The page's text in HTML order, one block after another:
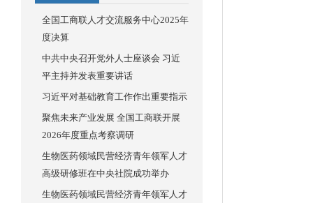
全国工商联人才交流服务中心2025年
度决算
中共中央召开党外人士座谈会 习近
平主持并发表重要讲话
习近平对基础教育工作作出重要指示
聚焦未来产业发展 全国工商联开展
2026年度重点考察调研
生物医药领域民营经济青年领军人才
高级研修班在中央社院成功举办
生物医药领域民营经济青年领军人才